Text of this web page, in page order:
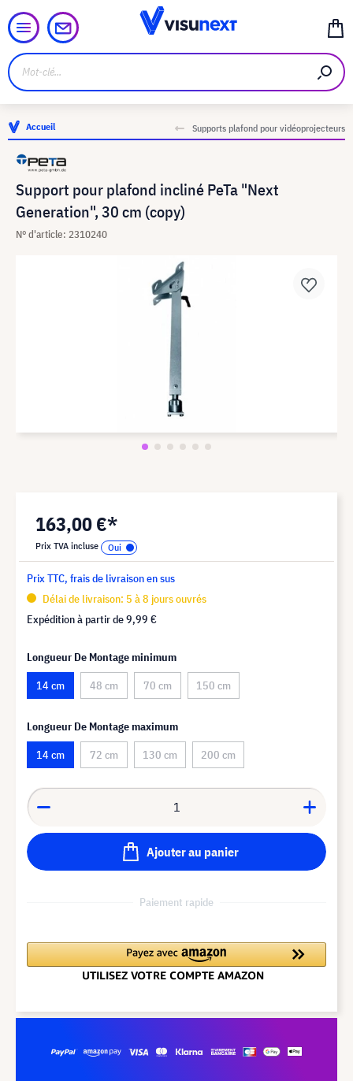
Accueil Supports plafond pour vidéoprojecteurs
Support pour plafond incliné PeTa "Next
Generation", 30 cm (copy)
N° d'article: 2310240
163,00 €*
Prix TVA incluse
Prix TTC, frais de livraison en sus
Délai de livraison: 5 à 8 jours ouvrés
Expédition à partir de9,99 €
Longueur De Montage minimum
14 cm
48 cm 70 cm 150 cm
Longueur De Montage maximum
14 cm
72 cm 130 cm 200 cm
Ajouter au panier
Paiement rapide